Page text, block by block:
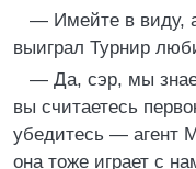
— Имейте в виду,
выиграл Турнир
— Да, сэр, мы
вы считаетесь
убедитесь — агент
она тоже играет с